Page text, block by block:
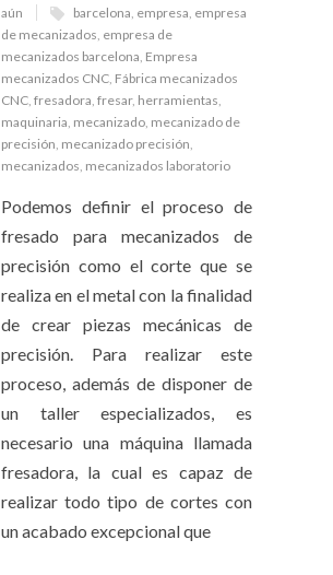
aún
barcelona empresa empresa
de mecanizados empresa de
mecanizados barcelona Empresa
mecanizados CNC Fábrica mecanizados
CNC fresadora fresar, herramientas
maquinaria mecanizado mecanizado de
precisión mecanizado precisión
mecanizados mecanizados laboratorio
Podemos definir el proceso de
fresado para mecanizados de
precisión como el corte que se
realiza en el metal con la finalidad
de crear piezas mecánicas de
precisión. Para realizar este
proceso, además de disponer de
un taller especializados, es
necesario una máquina llamada
fresadora, la cual es capaz de
realizar todo tipo de cortes con
un acabado excepcional que